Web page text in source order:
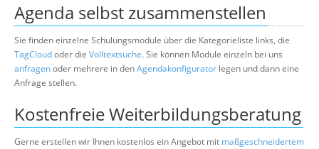
Agenda selbst zusammenstellen
Sie finden einzelne Schulungsmodule über die Kategorieliste links, die
TagCloudoder die Volltextsuche. Sie können Module einzeln bei uns
anfragenoder mehrere in denAgendakonfigurator legen und dann eine
Anfrage stellen.
Kostenfreie Weiterbildungsberatung
Gerne erstellen wir Ihnen kostenlos ein Angebot mit maßgeschneidertem